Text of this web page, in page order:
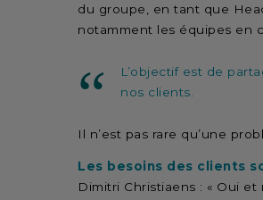
du groupe, en tant que
notamment les équipes en
L’objectif est de
nos clients.
Il n’est pas rare qu’une
Les besoins des clients
Dimitri Christiaens : « Oui